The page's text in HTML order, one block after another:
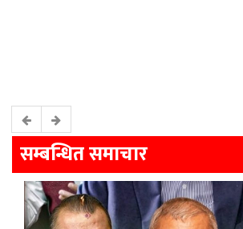
सम्बन्धित समाचार